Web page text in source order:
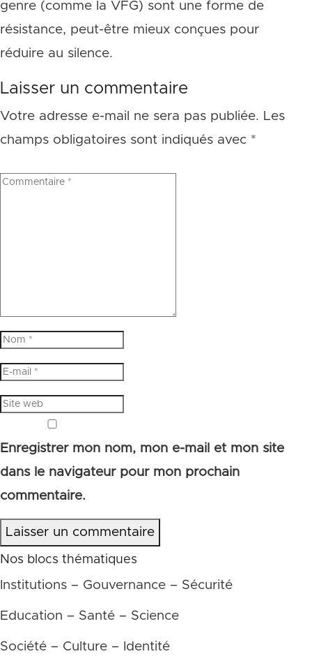
genre (comme la VFG) sont une forme de
résistance, peut-être mieux conçues pour
réduire au silence.
Laisser un commentaire
Votre adresse e-mail ne sera pas publiée. Les
champs obligatoires sont indiqués avec *
Enregistrer mon nom, mon e-mail et mon site
dans le navigateur pour mon prochain
commentaire.
Laisser un commentaire
Nos blocs thématiques
Institutions – Gouvernance – Sécurité
Education – Santé – Science
Société – Culture – Identité